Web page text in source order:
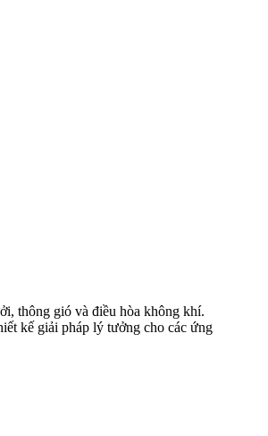
thông gió và điều hòa không khí.
kế giải pháp lý tưởng cho các ứng